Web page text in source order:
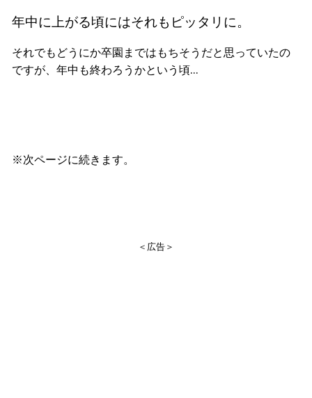
年中に上がる頃にはそれもピッタリに。
それでもどうにか卒園まではもちそうだと思っていたの
ですが、年中も終わろうかという頃…
※次ページに続きます。
＜広告＞